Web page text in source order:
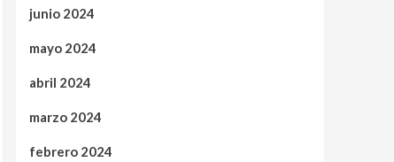
junio 2024
mayo 2024
abril 2024
marzo 2024
febrero 2024